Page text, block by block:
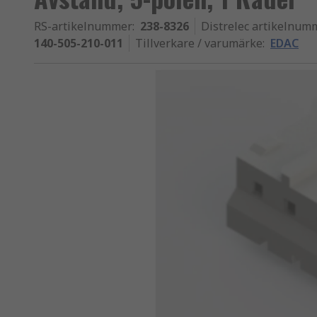
RS-artikelnummer: 238-8326
Distrelec
140-505-210-011
Tillverkare / varumärke: EDAC